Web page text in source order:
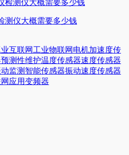
测仪大概需要多少钱
互联网 工业物联网 电机加速度传
预测性维护温度传感器速度传感器
监测 智能传感器振动速度传感器
应用变频器